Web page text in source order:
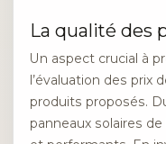
La qualité des
Un aspect crucial à
l’évaluation des prix
produits proposés.
panneaux solaires